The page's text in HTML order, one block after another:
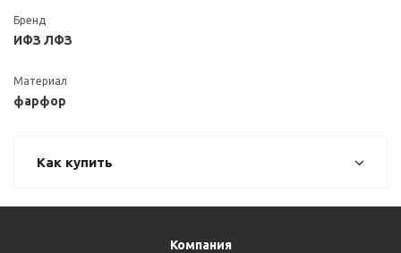
Бренд
ИФЗ ЛФЗ
Материал
фарфор
Как купить
Компания